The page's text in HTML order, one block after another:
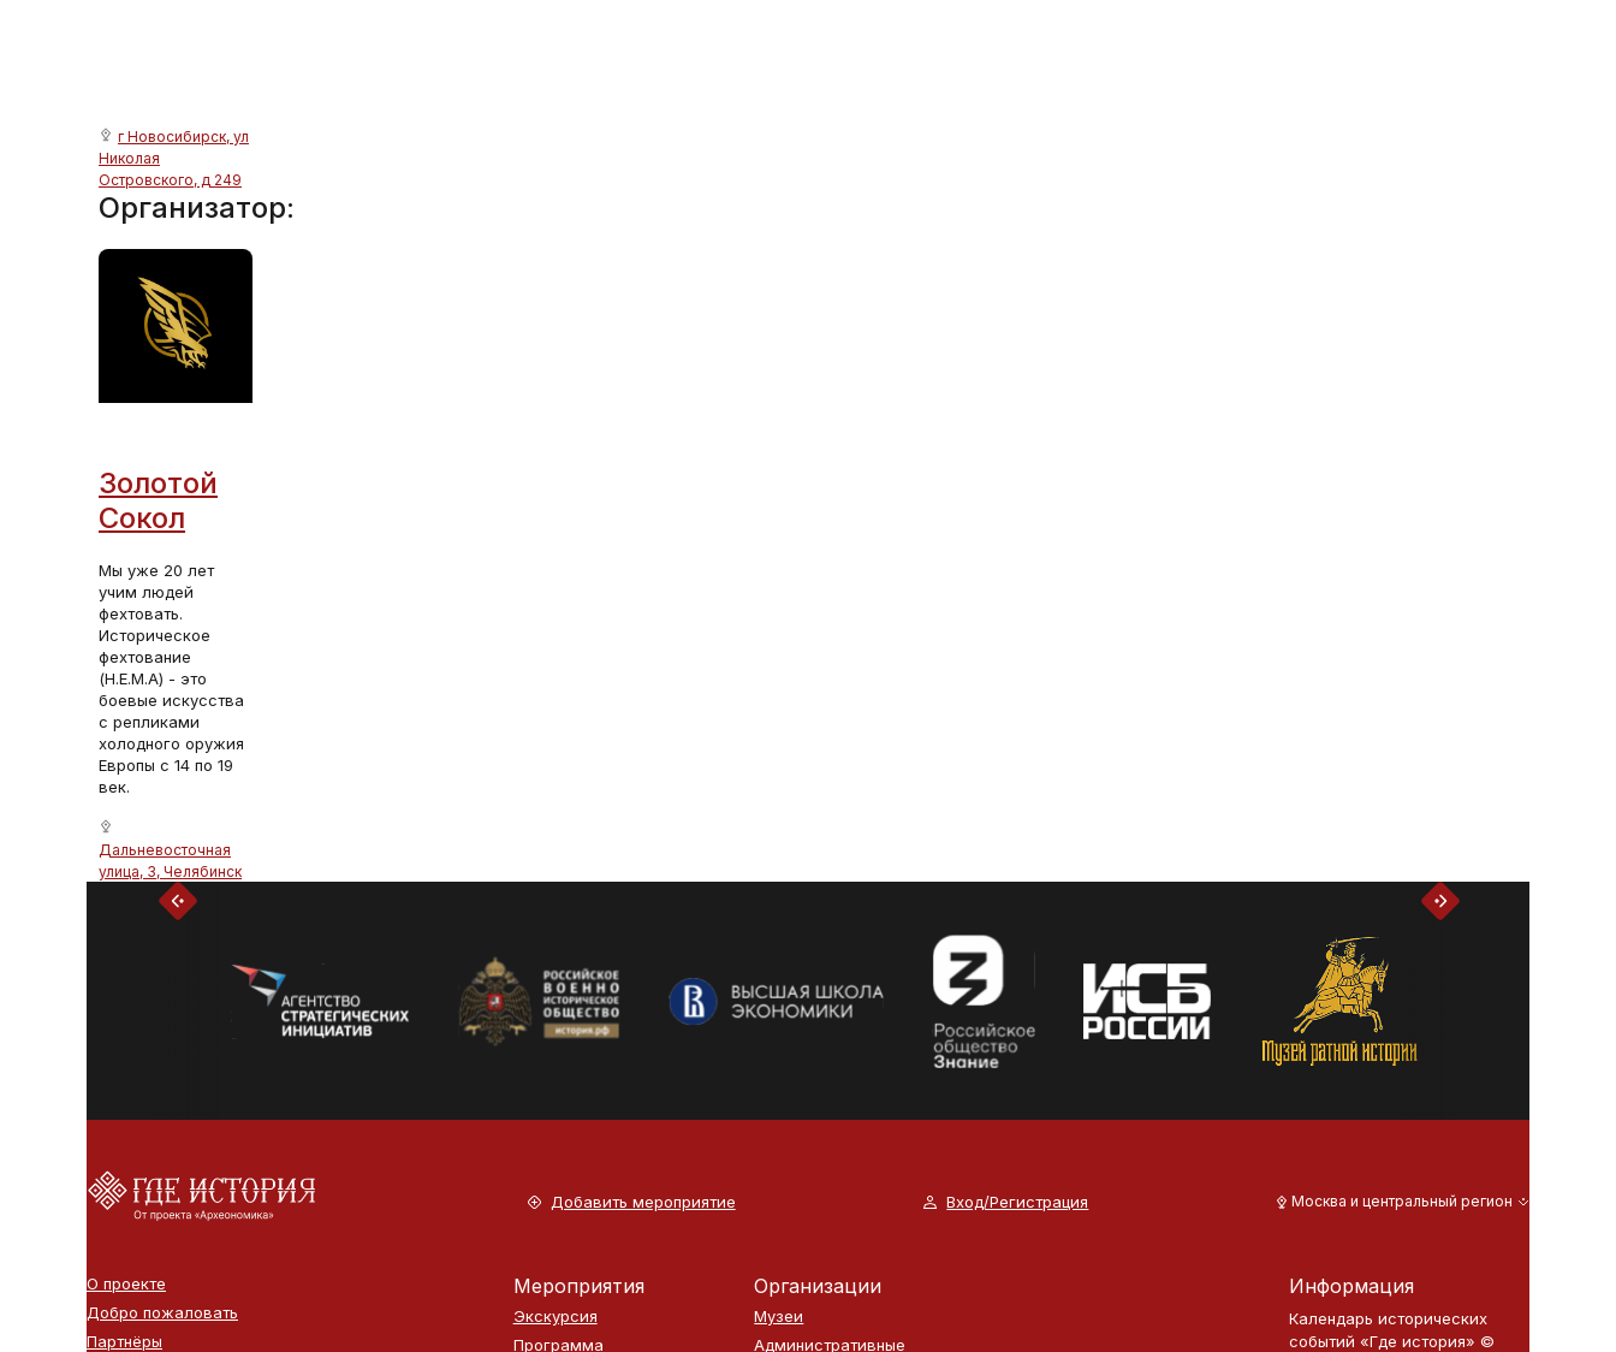
г Новосибирск, ул
Николая
Островского, д 249
Организатор:
Золотой
Сокол
Мы уже 20 лет
учим людей
фехтовать.
Историческое
фехтование
(H.E.M.A) - это
боевые искусства
с репликами
холодного оружия
Европы с 14 по 19
век.
Дальневосточная
улица, 3, Челябинск
Добавить мероприятие Вход/Регистрация Москва и центральный регион
О проекте
Добро пожаловать
Партнёры
Мероприятия
Экскурсия
Программа
Организации
Музеи
Административные
Информация
Календарь исторических
событий «Где история» ©